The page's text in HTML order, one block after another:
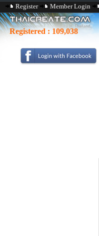
Register Member Login
Registered : 109,038